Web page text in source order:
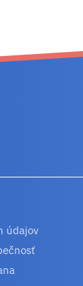
údajov